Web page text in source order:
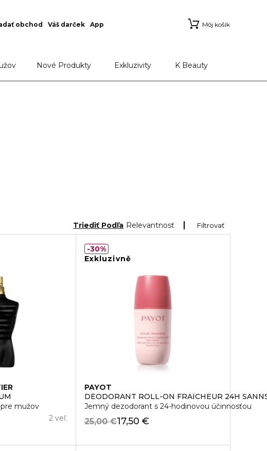
obchod Váš darček App Môj košík
Nové Produkty Exkluzivity K Beauty
Filtrovať
Triediť Podľa Relevantnosť
mužov
2 veľ.
Exkluzivně
PAYOT
DÉODORANT ROLL-ON FRAÎCHEUR 24H
Jemný dezodorant s 24-hodinovou účinnosťou
17,50 €
25,00 €
30%